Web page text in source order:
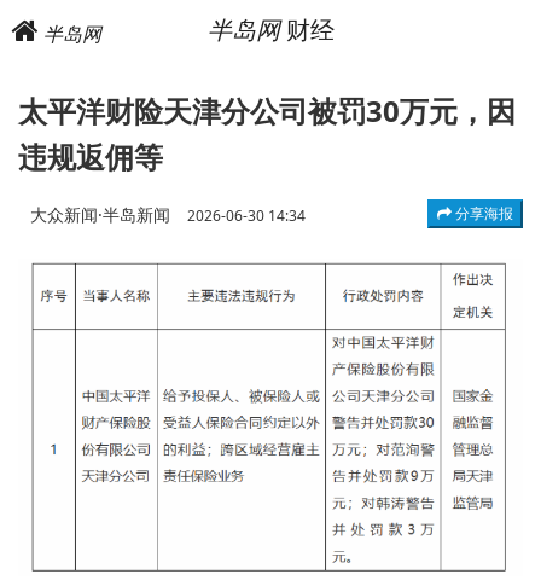
半岛网 半岛网财经
太平洋财险天津分公司被罚30万元，因
违规返佣等
大众新闻·半岛新闻 2026-06-30 14:34 分享海报